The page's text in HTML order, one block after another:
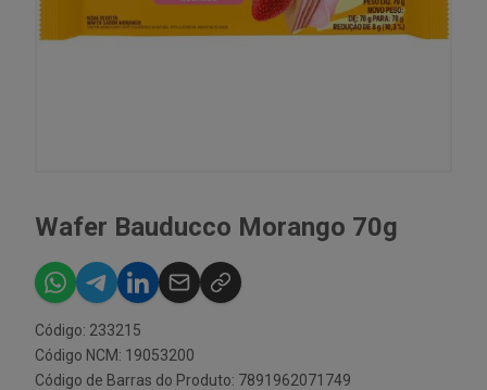
Wafer Bauducco Morango 70g
Código: 233215
Código NCM: 19053200
Código de Barras do Produto: 7891962071749